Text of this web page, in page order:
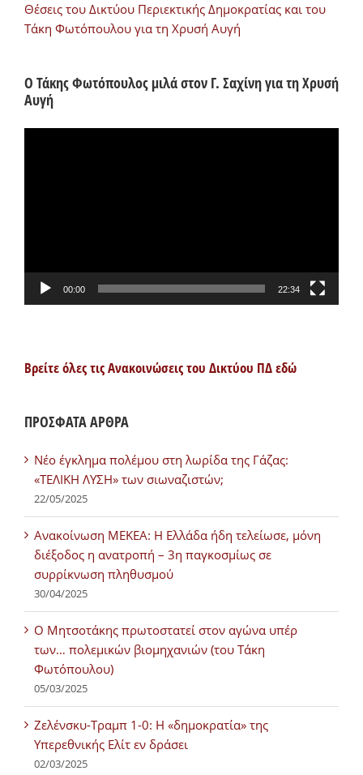
Θέσεις του Δικτύου Περιεκτικής Δημοκρατίας και του
Τάκη Φωτόπουλου για τη Χρυσή Αυγή
Ο Τάκης Φωτόπουλος μιλά στον Γ. Σαχίνη για τη Χρυσή
Αυγή
00:00 22:34
Βρείτε όλες τις Ανακοινώσεις του Δικτύου ΠΔ εδώ
ΠΡΟΣΦΑΤΑ ΑΡΘΡΑ
Νέο έγκλημα πολέμου στη λωρίδα της Γάζας:
«ΤΕΛΙΚΗ ΛΥΣΗ» των σιωναζιστών;
22/05/2025
Ανακοίνωση ΜΕΚΕΑ: Η Ελλάδα ήδη τελείωσε, μόνη
διέξοδος η ανατροπή – 3η παγκοσμίως σε
συρρίκνωση πληθυσμού
30/04/2025
Ο Μητσοτάκης πρωτοστατεί στον αγώνα υπέρ
των… πολεμικών βιομηχανιών (του Τάκη
Φωτόπουλου)
05/03/2025
Ζελένσκυ-Τραμπ 1-0: Η «δημοκρατία» της
Υπερεθνικής Ελίτ εν δράσει
02/03/2025